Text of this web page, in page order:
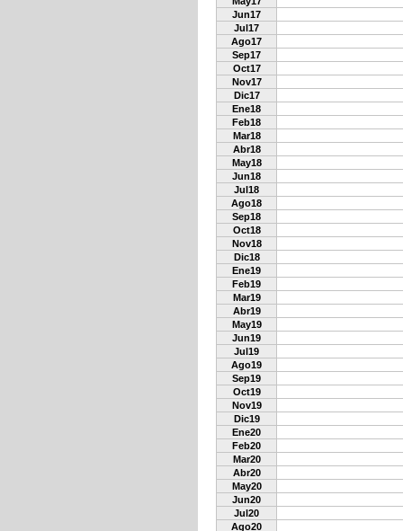
Jun17
Jul17
Ago17
Sep17
Oct17
Nov17
Dic17
Ene18
Feb18
Mar18
Abr18
May18
Jun18
Jul18
Ago18
Sep18
Oct18
Nov18
Dic18
Ene19
Feb19
Mar19
Abr19
May19
Jun19
Jul19
Ago19
Sep19
Oct19
Nov19
Dic19
Ene20
Feb20
Mar20
Abr20
May20
Jun20
Jul20
Ago20